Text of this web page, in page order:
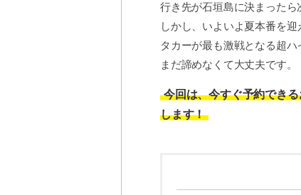
行き先が石垣島に決まったら
しかし、いよいよ夏本番を迎
タカーが最も激戦となる超
まだ諦めなくて大丈夫です。
今回は、今すぐ予約でき
します！